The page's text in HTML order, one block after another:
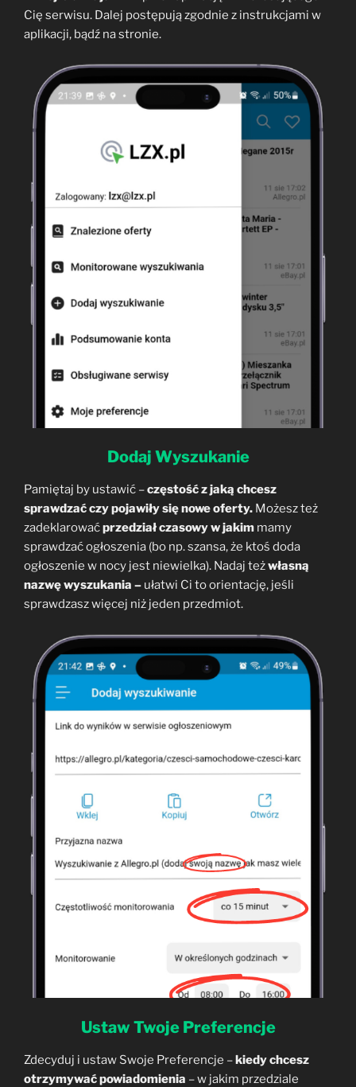
Cię serwisu. Dalej postępują zgodnie z instrukcjami w
aplikacji, bądź na stronie.
Dodaj Wyszukanie
Pamiętaj by ustawić –częstość z jaką chcesz
sprawdzać czy pojawiły się nowe oferty. Możesz też
zadeklarowaćprzedział czasowy w jakim mamy
sprawdzać ogłoszenia (bo np. szansa, że ktoś doda
ogłoszenie w nocy jest niewielka). Nadaj teżwłasną
nazwę wyszukania – ułatwi Ci to orientację, jeśli
sprawdzasz więcej niż jeden przedmiot.
Ustaw Twoje Preferencje
Zdecyduj i ustaw Swoje Preferencje –kiedy chcesz
otrzymywać powiadomienia – w jakim przedziale